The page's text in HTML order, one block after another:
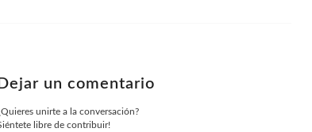
Dejar un comentario
unirte a la conversación?
libre de contribuir!